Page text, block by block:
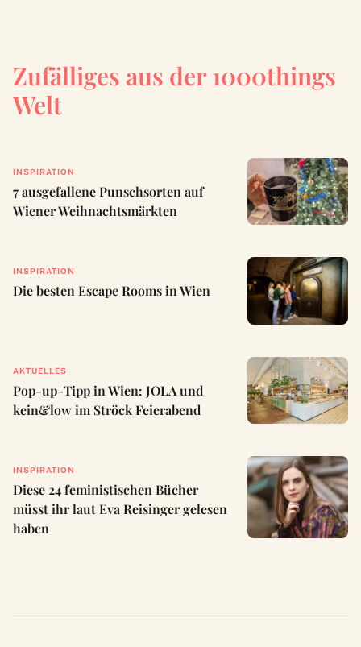
Zufälliges aus der 1000things
Welt
INSPIRATION
7 ausgefallene Punschsorten auf
Wiener Weihnachtsmärkten
INSPIRATION
Die besten Escape Rooms in Wien
AKTUELLES
Pop-up-Tipp in Wien: JOLA und
kein&low im Ströck Feierabend
INSPIRATION
Diese 24 feministischen Bücher
müsst ihr laut Eva Reisinger gelesen
haben